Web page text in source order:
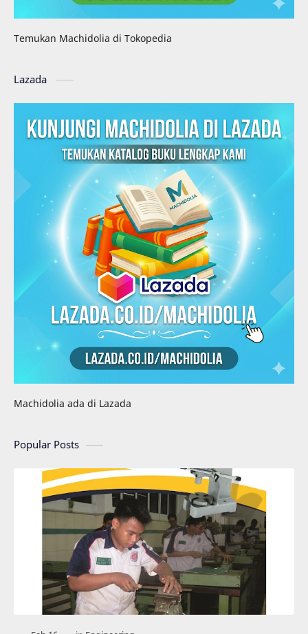
Temukan Machidolia di Tokopedia
Lazada
Machidolia ada di Lazada
Popular Posts